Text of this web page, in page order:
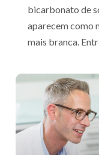
bicarbonato de
aparecem como
mais branca.